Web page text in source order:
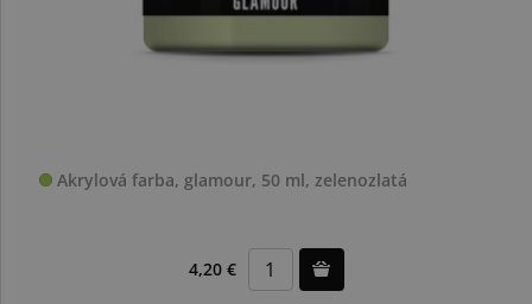
Akrylová farba, glamour, 50 ml, zelenozlatá
4,20 €